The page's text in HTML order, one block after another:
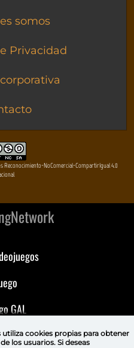
somos
Privacidad
Reconocimiento-NoComercial-CompartirIgual 4.0
GAL
LATAM
utiliza cookies propiaspara obtener
los usuarios. Si deseas